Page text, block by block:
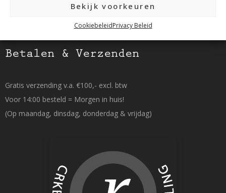
Bekijk voorkeuren
CookiebeleidPrivacy Beleid
Betalen & Verzenden
Gratis verzending v.a. €100,- excl. btw
Voor 14:00 besteld = Morgen in huis!
(Op maandag, dinsdag, donderdag & vrijdag)